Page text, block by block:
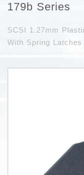
179b Series
SCSI 1.27mm
With Spring Latches